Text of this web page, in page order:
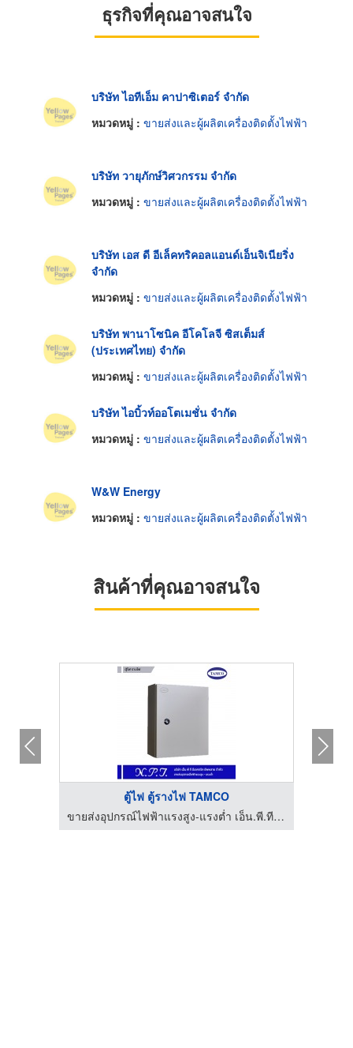
ธุรกิจที่คุณอาจสนใจ
บริษัท ไอทีเอ็ม คาปาซิเตอร์ จำกัด
หมวดหมู่ : ขายส่งและผู้ผลิตเครื่องติดตั้งไฟฟ้า
บริษัท วายุภักษ์วิศวกรรม จำกัด
หมวดหมู่ : ขายส่งและผู้ผลิตเครื่องติดตั้งไฟฟ้า
บริษัท เอส ดี อีเล็คทริคอลแอนด์เอ็นจิเนียริ่ง
จำกัด
หมวดหมู่ : ขายส่งและผู้ผลิตเครื่องติดตั้งไฟฟ้า
บริษัท พานาโซนิค อีโคโลจี ซิสเต็มส์
(ประเทศไทย) จำกัด
หมวดหมู่ : ขายส่งและผู้ผลิตเครื่องติดตั้งไฟฟ้า
บริษัท ไอบิ้วท์ออโตเมชั่น จำกัด
หมวดหมู่ : ขายส่งและผู้ผลิตเครื่องติดตั้งไฟฟ้า
W&W Energy
หมวดหมู่ : ขายส่งและผู้ผลิตเครื่องติดตั้งไฟฟ้า
สินค้าที่คุณอาจสนใจ
ตู้ไฟ ตู้รางไฟ TAMCO
ขายส่งอุปกรณ์ไฟฟ้าแรงสูง-แรงต่ำ เอ็น.พี.ที.อิเล็กทริค ซัพพลาย